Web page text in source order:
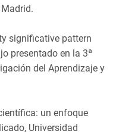
significative pattern
presentado en la 3ª
del Aprendizaje y
un enfoque
Universidad